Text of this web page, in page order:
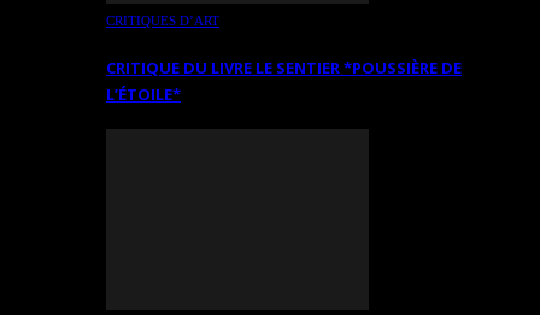
CRITIQUES D’ART
CRITIQUE DU LIVRE LE SENTIER *POUSSIÈRE DE
L’ÉTOILE*